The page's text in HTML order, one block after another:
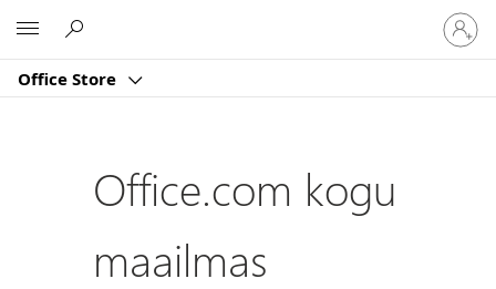
Office Store
Logige
sisse
oma
Office.com kogu
maailmas